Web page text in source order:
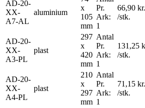
AD-20-
XX-
A7-AL
aluminium
x
105
mm
Pr.
Ark:
1
66,90 kr.
/stk.
AD-20-
XX-
A3-PL
plast
297
x
420
mm
Antal
Pr.
Ark:
1
131,25
/stk.
AD-20-
XX-
A4-PL
plast
210
x
297
mm
Antal
Pr.
Ark:
1
71,15 kr.
/stk.